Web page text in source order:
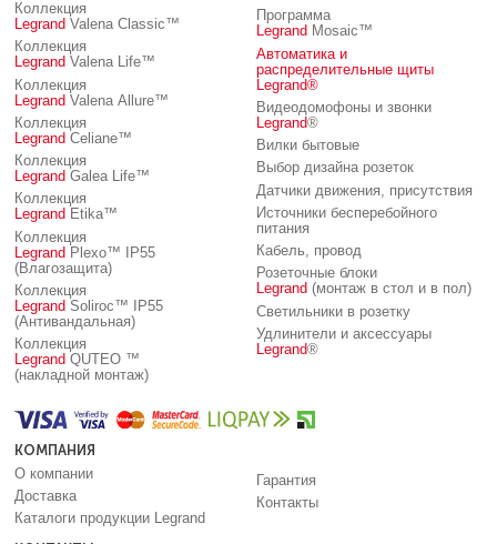
КОМПАНИЯ
О компании
Доставка
Каталоги продукции Legrand
Гарантия
Контакты
Коллекция
Legrand Valena Classic™
Коллекция
Legrand Valena Life™
Коллекция
Legrand Valena Allure™
Коллекция
Legrand Celiane™
Коллекция
Legrand Galea Life™
Коллекция
Legrand Etika™
Коллекция
Legrand Plexo™ IP55
(Влагозащита)
Коллекция
Legrand Soliroc™ IP55
(Антивандальная)
Коллекция
Legrand QUTEO ™
(накладной монтаж)
Программа
Legrand Mosaic™
Автоматика и
распределительные щиты
Legrand®
Видеодомофоны и звонки
Legrand®
Вилки бытовые
Выбор дизайна розеток
Датчики движения, присутствия
Источники бесперебойного
питания
Кабель, провод
Розеточные блоки
Legrand (монтаж в стол и в пол)
Светильники в розетку
Удлинители и аксессуары
Legrand®